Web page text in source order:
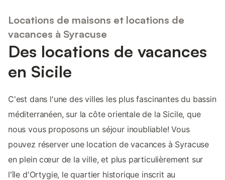
Locations de maisons et locations de
vacances à Syracuse
Des locations de vacances
en Sicile
C'est dans l'une des villes les plus fascinantes du bassin
méditerranéen, sur la côte orientale de la Sicile, que
nous vous proposons un séjour inoubliable! Vous
pouvez réserver une location de vacances à Syracuse
en plein cœur de la ville, et plus particulièrement sur
l'île d'Ortygie, le quartier historique inscrit au